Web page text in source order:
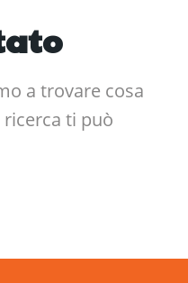
a trovare cosa
ti può